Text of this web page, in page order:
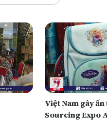
Việt Nam gây
Sourcing Expo